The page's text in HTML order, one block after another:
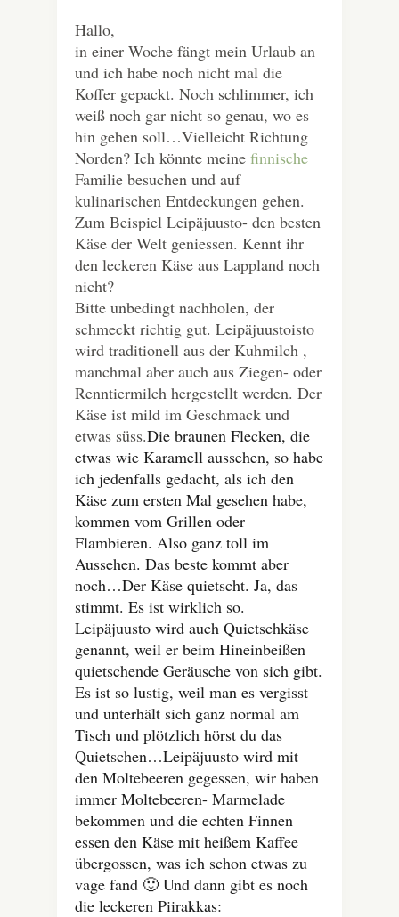
Hallo,
in einer Woche fängt mein Urlaub an
und ich habe noch nicht mal die
Koffer gepackt. Noch schlimmer, ich
weiß noch gar nicht so genau, wo es
hin gehen soll…Vielleicht Richtung
Norden? Ich könnte meine finnische
Familie besuchen und auf
kulinarischen Entdeckungen gehen.
Zum Beispiel Leipäjuusto- den besten
Käse der Welt geniessen. Kennt ihr
den leckeren Käse aus Lappland noch
nicht?
Bitte unbedingt nachholen, der
schmeckt richtig gut. Leipäjuustoisto
wird traditionell aus der Kuhmilch ,
manchmal aber auch aus Ziegen- oder
Renntiermilch hergestellt werden. Der
Käse ist mild im Geschmack und
etwas süss.Die braunen Flecken, die
etwas wie Karamell aussehen, so habe
ich jedenfalls gedacht, als ich den
Käse zum ersten Mal gesehen habe,
kommen vom Grillen oder
Flambieren. Also ganz toll im
Aussehen. Das beste kommt aber
noch…Der Käse quietscht. Ja, das
stimmt. Es ist wirklich so.
Leipäjuusto wird auch Quietschkäse
genannt, weil er beim Hineinbeißen
quietschende Geräusche von sich gibt.
Es ist so lustig, weil man es vergisst
und unterhält sich ganz normal am
Tisch und plötzlich hörst du das
Quietschen…Leipäjuusto wird mit
den Moltebeeren gegessen, wir haben
immer Moltebeeren- Marmelade
bekommen und die echten Finnen
essen den Käse mit heißem Kaffee
übergossen, was ich schon etwas zu
vage fand 🙂 Und dann gibt es noch
die leckeren Piirakkas: